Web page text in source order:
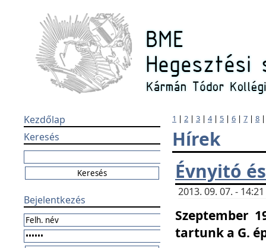
Kezdőlap
Keresés
Bejelentkezés
1 | 2 | 3 | 4| 5 | 6 | 7 | 8
Hírek
Évnyitó
2013. 09. 07. -
Szeptember
tartunk a G.